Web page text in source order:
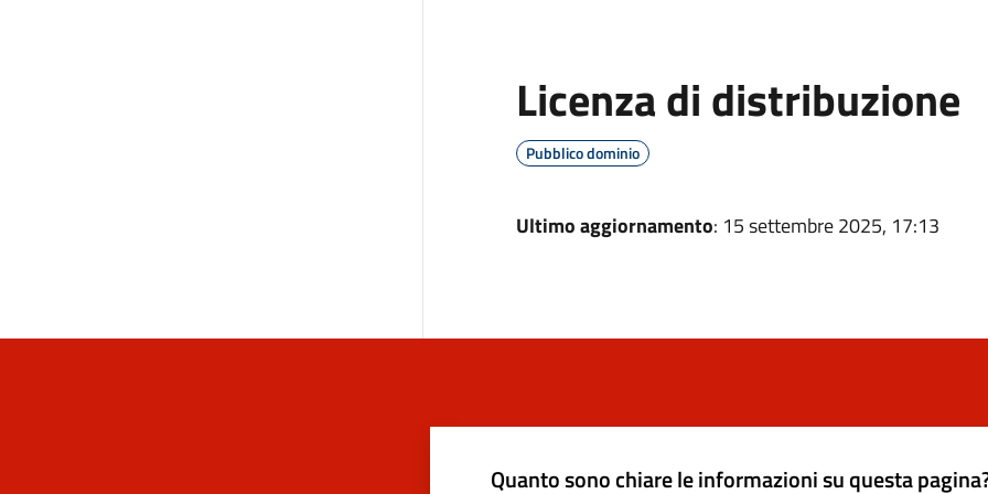
Licenza di distribuzione
Pubblico dominio
Ultimo aggiornamento: 15 settembre 2025, 17:13
Quanto sono chiare le informazioni su questa